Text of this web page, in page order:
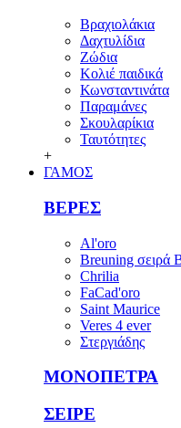
Βραχιολάκια
Δαχτυλίδια
Ζώδια
Κολιέ παιδικά
Κωνσταντινάτα
Παραμάνες
Σκουλαρίκια
Ταυτότητες
+
ΓΑΜΟΣ
ΒΕΡΕΣ
Al'oro
Breuning σειρά
Chrilia
FaCad'oro
Saint Maurice
Veres 4 ever
Στεργιάδης
ΜΟΝΟΠΕΤΡΑ
ΣΕΙΡΕ